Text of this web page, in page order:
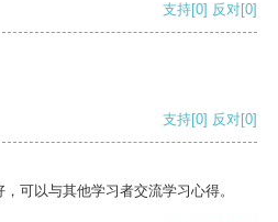
支持[0] 反对[0]
支持[0] 反对[0]
可以与其他学习者交流学习心得。